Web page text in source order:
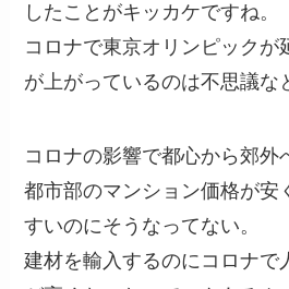
したことがキッカケですね。
コロナで東京オリンピックが
が上がっているのは不思議な
コロナの影響で都心から郊外
都市部のマンション価格が安
すいのにそうなってない。
建材を輸入するのにコロナで